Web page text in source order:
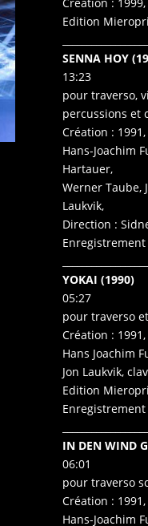
Création :
Edition
SENNA HOY
13:23
pour traverso,
percussions et
Création :
Hans-Joachim
Hartauer,
Werner Taube,
Laukvik,
Direction :
YOKAI (1990)
05:27
pour traverso
Création :
Hans Joachim
Jon Laukvik,
Edition
IN DEN WIND
06:01
pour traverso
Création :
Hans-Joachim